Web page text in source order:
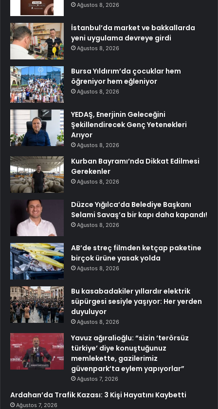
Ağustos 8, 2026
İstanbul’da market ve bakkallarda
yeni uygulama devreye girdi
Ağustos 8, 2026
Bursa Yıldırım’da çocuklar hem
öğreniyor hem eğleniyor
Ağustos 8, 2026
YEDAŞ, Enerjinin Geleceğini
Şekillendirecek Genç Yetenekleri
Arıyor
Ağustos 8, 2026
Kurban Bayramı’nda Dikkat Edilmesi
Gerekenler
Ağustos 8, 2026
Düzce Yığılca’da Belediye Başkanı
Selami Savaş’a bir kapı daha kapandı!
Ağustos 8, 2026
AB’de streç filmden ketçap paketine
birçok ürüne yasak yolda
Ağustos 8, 2026
Bu kasabadakiler yıllardır elektrik
süpürgesi sesiyle yaşıyor: Her yerden
duyuluyor
Ağustos 8, 2026
Yavuz ağıralioğlu: “sizin ‘terörsüz
türkiye’ diye konuştuğunuz
memlekette, gazilerimiz
güvenpark’ta eylem yapıyorlar”
Ağustos 7, 2026
Ardahan’da Trafik Kazası: 3 Kişi Hayatını Kaybetti
Ağustos 7, 2026